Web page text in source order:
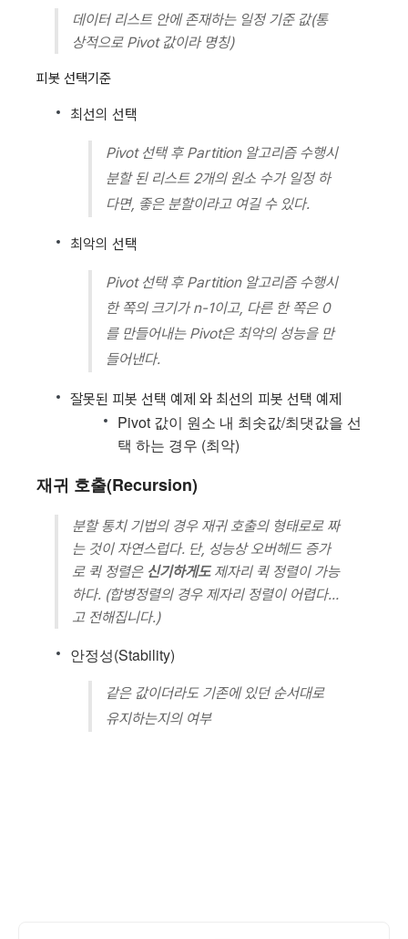
데이터 리스트 안에 존재하는 일정 기준 값(통
상적으로 Pivot 값이라 명칭)
피봇 선택기준
최선의 선택
Pivot 선택 후 Partition 알고리즘 수행시
분할 된 리스트 2개의 원소 수가 일정 하
다면, 좋은 분할이라고 여길 수 있다.
최악의 선택
Pivot 선택 후 Partition 알고리즘 수행시
한 쪽의 크기가 n-1이고, 다른 한 쪽은 0
를 만들어내는 Pivot은 최악의 성능을 만
들어낸다.
잘못된 피봇 선택 예제 와 최선의 피봇 선택 예제
Pivot 값이 원소 내 최솟값/최댓값을 선
택 하는 경우 (최악)
재귀 호출(Recursion)
분할 통치 기법의 경우 재귀 호출의 형태로로 짜
는 것이 자연스럽다. 단, 성능상 오버헤드 증가
로 퀵 정렬은 신기하게도제자리 퀵 정렬이 가능
하다. (합병정렬의 경우 제자리 정렬이 어렵다…
고 전해집니다.)
안정성(Stability)
같은 값이더라도 기존에 있던 순서대로
유지하는지의 여부